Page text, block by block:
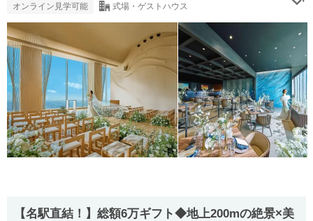
オンライン見学可能 式場・ゲストハウス
【名駅直結！】総額6万ギフト◆地上200mの絶景×美